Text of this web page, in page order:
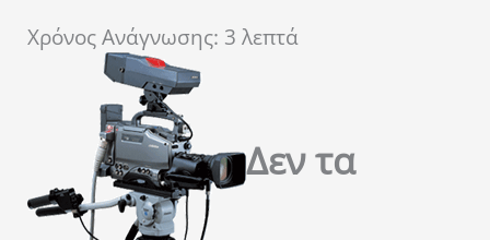
Χρόνος Ανάγνωσης: 3 λεπτά
Δεν τα